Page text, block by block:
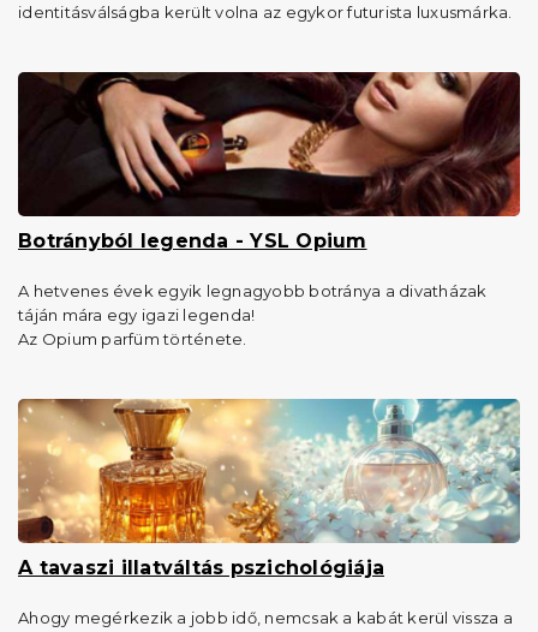
identitásválságba került volna az egykor futurista luxusmárka.
Botrányból legenda - YSL Opium
A hetvenes évek egyik legnagyobb botránya a divatházak
táján mára egy igazi legenda!
Az Opium parfüm története.
A tavaszi illatváltás pszichológiája
Ahogy megérkezik a jobb idő, nemcsak a kabát kerül vissza a